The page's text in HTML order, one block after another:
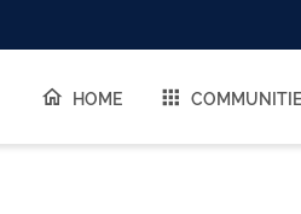
HOME